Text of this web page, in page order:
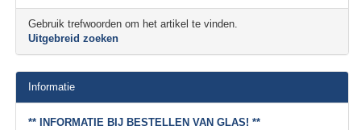
Gebruik trefwoorden om het artikel te vinden.
Uitgebreid zoeken
Informatie
** INFORMATIE BIJ BESTELLEN VAN GLAS! **